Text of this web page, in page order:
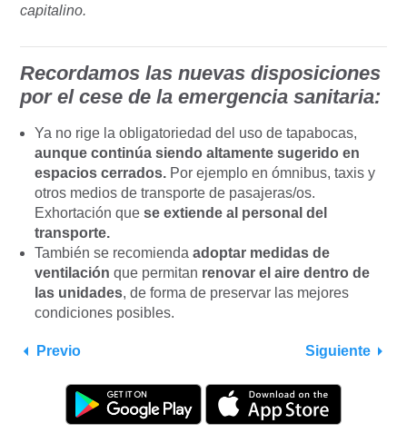
capitalino.
Recordamos las nuevas disposiciones
por el cese de la emergencia sanitaria:
Ya no rige la obligatoriedad del uso de tapabocas,
aunque continúa siendo altamente sugerido en
espacios cerrados. Por ejemplo en ómnibus, taxis y
otros medios de transporte de pasajeras/os.
Exhortación que se extiende al personal del
transporte.
También se recomienda adoptar medidas de
ventilación que permitan renovar el aire dentro de
las unidades, de forma de preservar las mejores
condiciones posibles.
Previo Siguiente